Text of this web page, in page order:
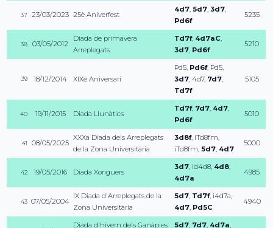
37 23/03/2023 25è Aniverfest
4d7,5d7,3d7,
Pd6f
5235
38 03/05/2012
Diada de primavera
Arreplegats
Td7f, 4d7aC,
3d7, Pd6f
5210
39 18/12/2014 XIXè Aniversari
Pd5, Pd6f, Pd5,
3d7,4d7, 7d7,
Td7f
5105
40 19/11/2015 Diada Llunàtics
Td7f, 7d7, 4d7,
Pd6f
5010
41 08/05/2025
XXXa Diada dels Arreplegats
de la Zona Universitària
3d8f, iTd8fm,
iTd8fm,5d7, 4d7
5000
42 19/05/2016 Diada Xoriguers
3d7, id4d8, 4d8,
4d7a
4985
43 07/05/2004
IX Diada d'Arreplegats de la
Zona Universitària
5d7, Td7f, i4d7a,
4d7, Pd5C
4940
Diada d'hivern dels Ganàpies 5d7, 7d7, 4d7a,